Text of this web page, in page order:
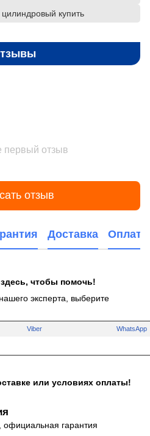
купить
первый отзыв
отзыв
Доставка Оплата
чтобы помочь!
эксперта, выберите
Viber WhatsApp
или условиях оплаты!
официальная гарантия